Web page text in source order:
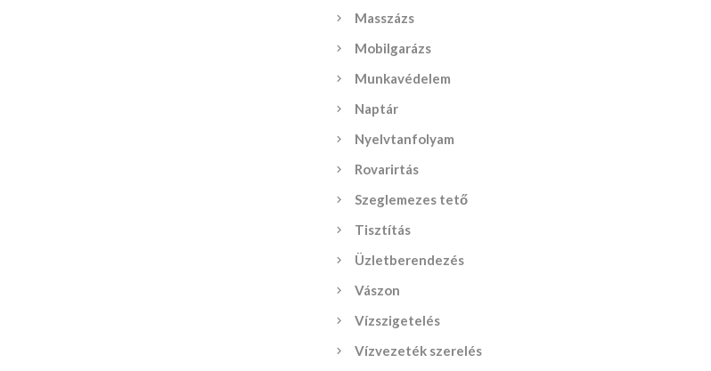
Masszázs
Mobilgarázs
Munkavédelem
Naptár
Nyelvtanfolyam
Rovarirtás
Szeglemezes tető
Tisztítás
Üzletberendezés
Vászon
Vízszigetelés
Vízvezeték szerelés